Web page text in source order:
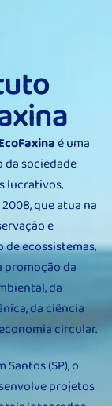
é uma
sociedade
lucrativos,
que atua na
e
ecossistemas,
da
da
da ciência
circular.
Santos (SP), o
projetos